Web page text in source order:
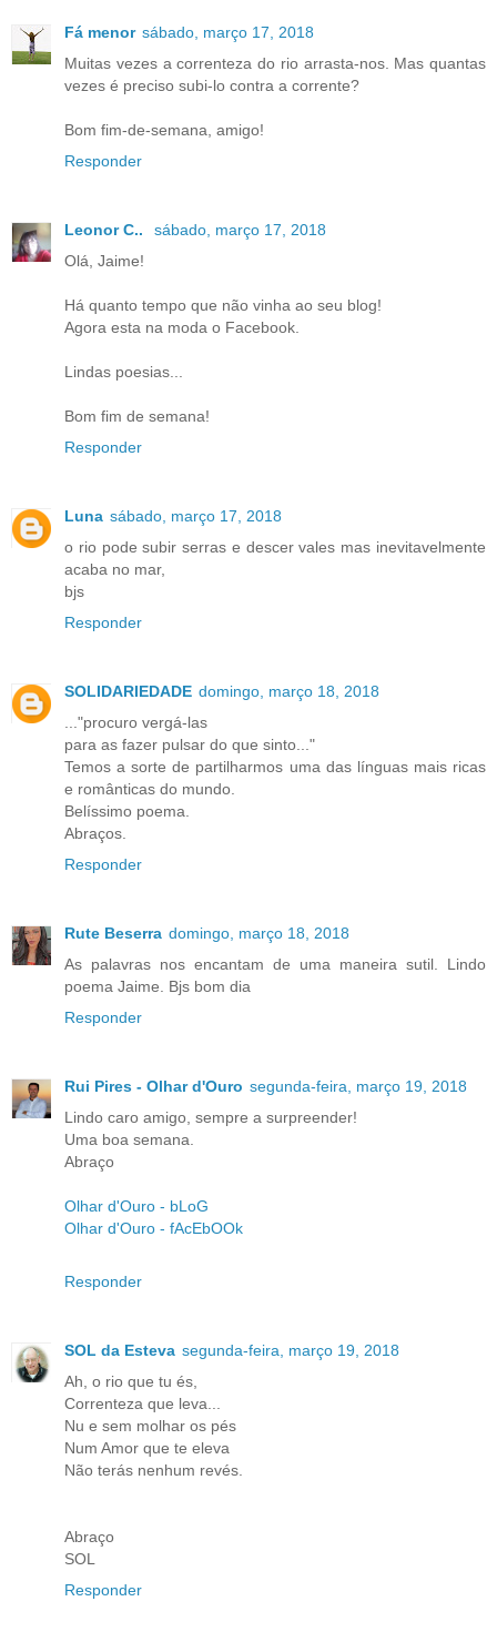
Fá menor sábado, março 17, 2018
Muitas vezes a correnteza do rio arrasta-nos. Mas quantas
vezes é preciso subi-lo contra a corrente?
Bom fim-de-semana, amigo!
Responder
Leonor C..
sábado, março 17, 2018
Olá, Jaime!
Há quanto tempo que não vinha ao seu blog!
Agora esta na moda o Facebook.
Lindas poesias...
Bom fim de semana!
Responder
Luna sábado, março 17, 2018
o rio pode subir serras e descer vales mas inevitavelmente
acaba no mar,
bjs
Responder
SOLIDARIEDADE domingo, março 18, 2018
..."procuro vergá-las
para as fazer pulsar do que sinto..."
Temos a sorte de partilharmos uma das línguas mais ricas
e românticas do mundo.
Belíssimo poema.
Abraços.
Responder
Rute Beserra domingo, março 18, 2018
As palavras nos encantam de uma maneira sutil. Lindo
poema Jaime. Bjs bom dia
Responder
Rui Pires - Olhar d'Ouro segunda-feira, março 19, 2018
Lindo caro amigo, sempre a surpreender!
Uma boa semana.
Abraço
Olhar d'Ouro - bLoG
Olhar d'Ouro - fAcEbOOk
Responder
SOL da Esteva segunda-feira, março 19, 2018
Ah, o rio que tu és,
Correnteza que leva...
Nu e sem molhar os pés
Num Amor que te eleva
Não terás nenhum revés.
Abraço
SOL
Responder